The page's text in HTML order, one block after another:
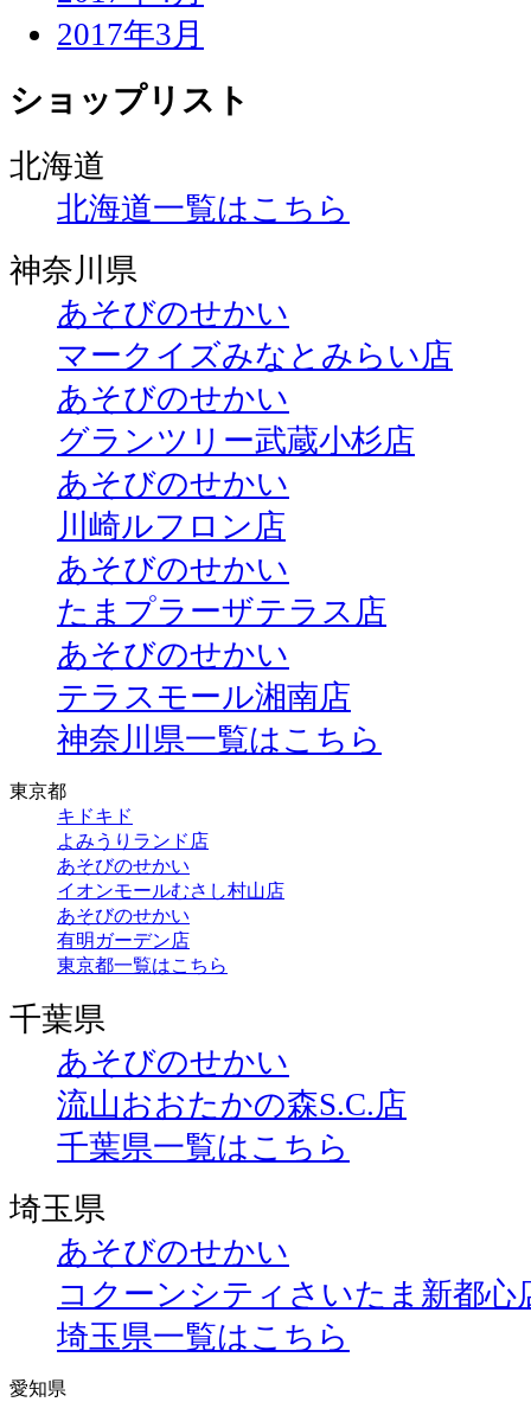
2017年3月
ショップリスト
北海道
北海道一覧はこちら
神奈川県
あそびのせかい
マークイズみなとみらい店
あそびのせかい
グランツリー武蔵小杉店
あそびのせかい
川崎ルフロン店
あそびのせかい
たまプラーザテラス店
あそびのせかい
テラスモール湘南店
神奈川県一覧はこちら
東京都
キドキド
よみうりランド店
あそびのせかい
イオンモールむさし村山店
あそびのせかい
有明ガーデン店
東京都一覧はこちら
千葉県
あそびのせかい
流山おおたかの森S.C.店
千葉県一覧はこちら
埼玉県
あそびのせかい
コクーンシティさいたま新都心
埼玉県一覧はこちら
愛知県